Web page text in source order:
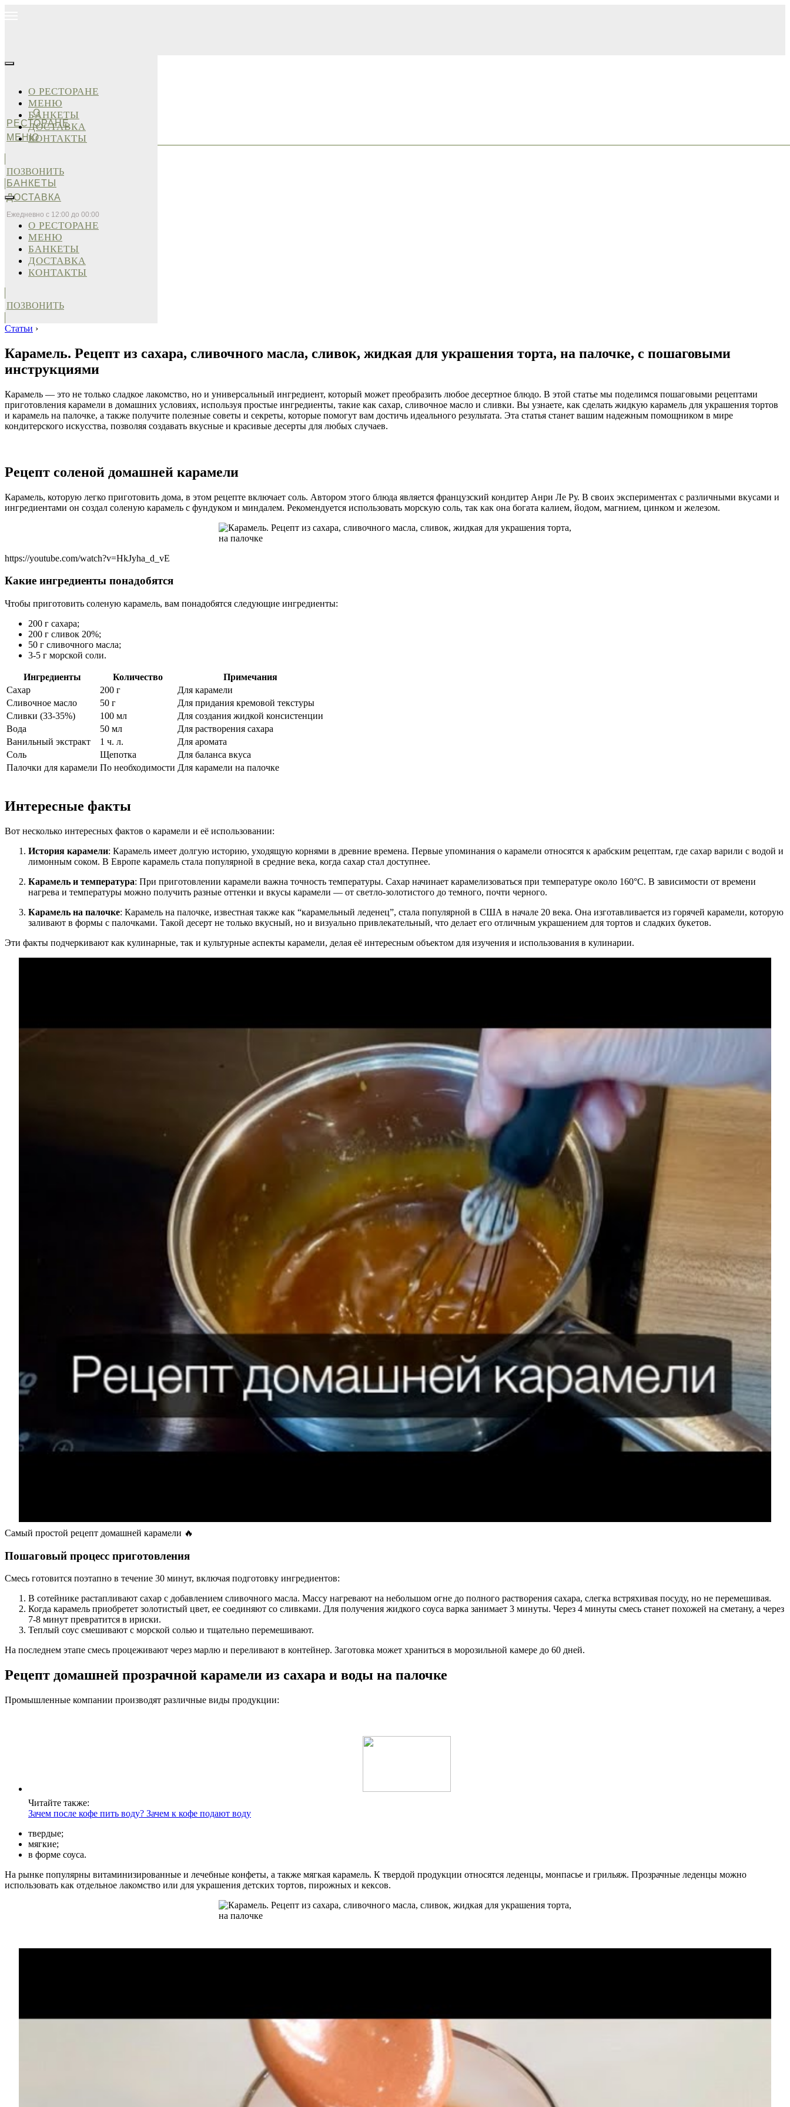
О
РЕСТОРАНЕ
МЕНЮ
БАНКЕТЫ
ДОСТАВКА
Ежедневно с 12:00 до 00:00
О РЕСТОРАНЕ
МЕНЮ
БАНКЕТЫ
ДОСТАВКА
КОНТАКТЫ
ПОЗВОНИТЬ
О РЕСТОРАНЕ
МЕНЮ
БАНКЕТЫ
ДОСТАВКА
КОНТАКТЫ
ПОЗВОНИТЬ
Статьи ›
Карамель. Рецепт из сахара, сливочного масла, сливок, жидкая для украшения торта, на палочке, с пошаговыми
инструкциями
Карамель — это не только сладкое лакомство, но и универсальный ингредиент, который может преобразить любое десертное блюдо. В этой статье мы поделимся пошаговыми рецептами
приготовления карамели в домашних условиях, используя простые ингредиенты, такие как сахар, сливочное масло и сливки. Вы узнаете, как сделать жидкую карамель для украшения тортов
и карамель на палочке, а также получите полезные советы и секреты, которые помогут вам достичь идеального результата. Эта статья станет вашим надежным помощником в мире
кондитерского искусства, позволяя создавать вкусные и красивые десерты для любых случаев.
Рецепт соленой домашней карамели
Карамель, которую легко приготовить дома, в этом рецепте включает соль. Автором этого блюда является французский кондитер Анри Ле Ру. В своих экспериментах с различными вкусами и
ингредиентами он создал соленую карамель с фундуком и миндалем. Рекомендуется использовать морскую соль, так как она богата калием, йодом, магнием, цинком и железом.
https://youtube.com/watch?v=HkJyha_d_vE
Какие ингредиенты понадобятся
Чтобы приготовить соленую карамель, вам понадобятся следующие ингредиенты:
200 г сахара;
200 г сливок 20%;
50 г сливочного масла;
3-5 г морской соли.
Ингредиенты Количество
Примечания
Сахар
200 г
Для карамели
Сливочное масло
50 г
Для придания кремовой текстуры
Сливки (33-35%)
100 мл
Для создания жидкой консистенции
Вода
50 мл
Для растворения сахара
Ванильный экстракт
1 ч. л.
Для аромата
Соль
Щепотка
Для баланса вкуса
Палочки для карамели По необходимости Для карамели на палочке
Интересные факты
Вот несколько интересных фактов о карамели и её использовании:
История карамели: Карамель имеет долгую историю, уходящую корнями в древние времена. Первые упоминания о карамели относятся к арабским рецептам, где сахар варили с водой и
лимонным соком. В Европе карамель стала популярной в средние века, когда сахар стал доступнее.
Карамель и температура: При приготовлении карамели важна точность температуры. Сахар начинает карамелизоваться при температуре около 160°C. В зависимости от времени
нагрева и температуры можно получить разные оттенки и вкусы карамели — от светло-золотистого до темного, почти черного.
Карамель на палочке: Карамель на палочке, известная также как “карамельный леденец”, стала популярной в США в начале 20 века. Она изготавливается из горячей карамели, которую
заливают в формы с палочками. Такой десерт не только вкусный, но и визуально привлекательный, что делает его отличным украшением для тортов и сладких букетов.
Эти факты подчеркивают как кулинарные, так и культурные аспекты карамели, делая её интересным объектом для изучения и использования в кулинарии.
Самый простой рецепт домашней карамели 🔥
Пошаговый процесс приготовления
Смесь готовится поэтапно в течение 30 минут, включая подготовку ингредиентов:
В сотейнике растапливают сахар с добавлением сливочного масла. Массу нагревают на небольшом огне до полного растворения сахара, слегка встряхивая посуду, но не перемешивая.
Когда карамель приобретет золотистый цвет, ее соединяют со сливками. Для получения жидкого соуса варка занимает 3 минуты. Через 4 минуты смесь станет похожей на сметану, а через
7-8 минут превратится в ириски.
Теплый соус смешивают с морской солью и тщательно перемешивают.
На последнем этапе смесь процеживают через марлю и переливают в контейнер. Заготовка может храниться в морозильной камере до 60 дней.
Рецепт домашней прозрачной карамели из сахара и воды на палочке
Промышленные компании производят различные виды продукции:
Читайте также:
Зачем после кофе пить воду? Зачем к кофе подают воду
твердые;
мягкие;
в форме соуса.
На рынке популярны витаминизированные и лечебные конфеты, а также мягкая карамель. К твердой продукции относятся леденцы, монпасье и грильяж. Прозрачные леденцы можно
использовать как отдельное лакомство или для украшения детских тортов, пирожных и кексов.